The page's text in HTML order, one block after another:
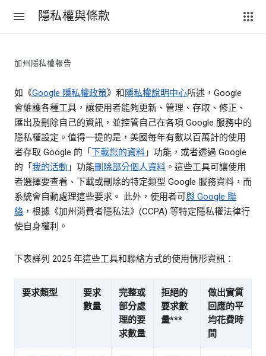
隱私權與條款
加州隱私權報告
如《Google 隱私權政策》和隱私權說明中心所述，Google
會維護各種工具，讓使用者能夠更新、管理、存取、修正、
匯出及刪除自己的資訊，並控管自己在各項 Google 服務中的
隱私權設定。值得一提的是，美國每年有數以百萬計的使用
者存取 Google 的「 下載您的資料 」功能，或者透過 Google
的「 我的活動 」功能刪除部分個人資料 。這些工具可讓使用
者選擇要查看、下載或刪除的特定類型 Google 服務資料，而
系統會自動處理這些要求。 此外，使用者可與 Google 聯
絡 ，根據《加州消費者隱私法》(CCPA) 等特定隱私權法律行
使自身權利。
下表詳列 2025 年這些工具和聯絡方式的使用情形資訊：
要求類型
要求
數量
完整或
部分處
理的要
求數量
拒絕的
要求數
量***
做出實質
回應的平
均花費時
間